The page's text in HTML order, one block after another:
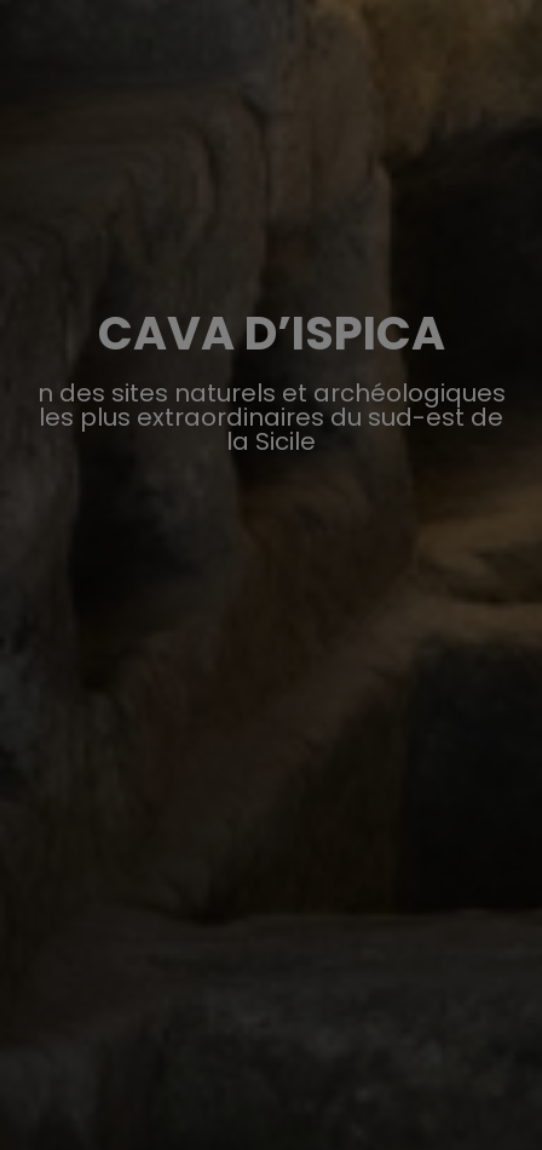
CAVA D’ISPICA
n des sites naturels et archéologiques
les plus extraordinaires du sud-est de
la Sicile